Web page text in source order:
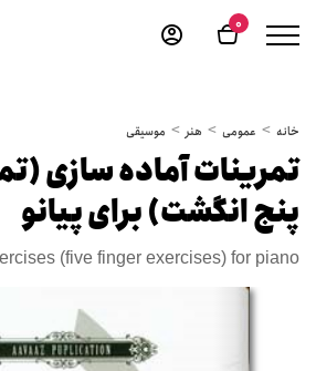
0
خانه عمومی هنر موسیقی
تمرینات آماده سازی
پنج انگشت) برای پیانو
(five finger exercises) for piano